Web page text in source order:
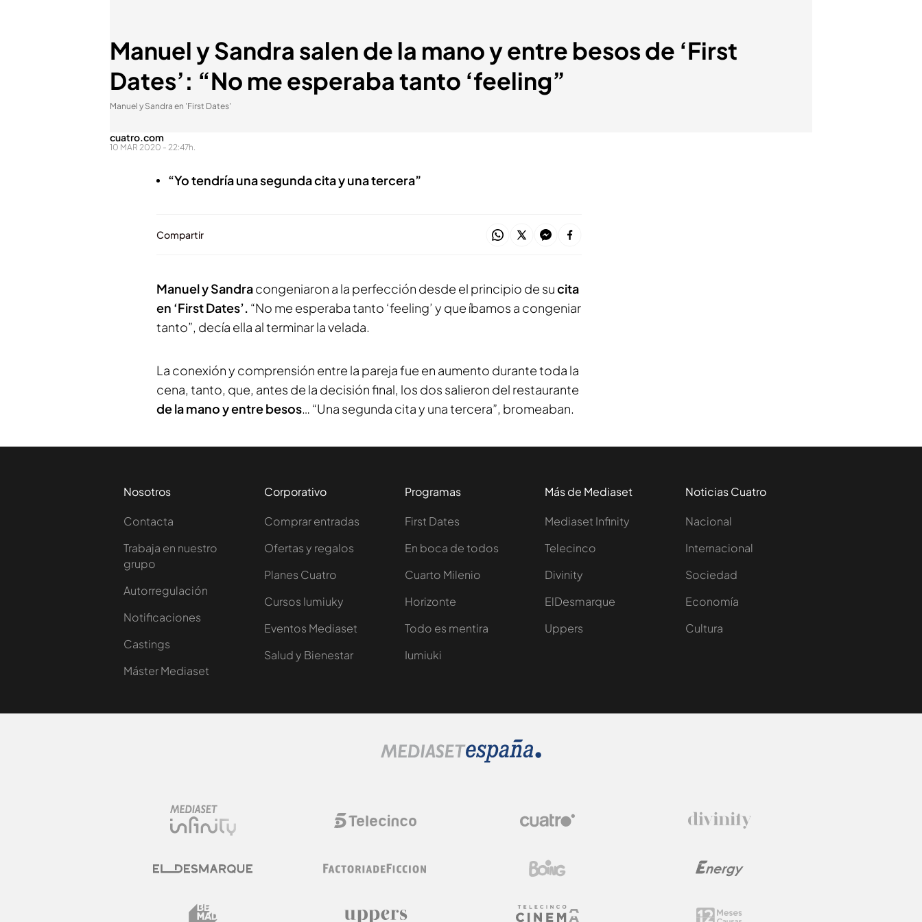
Manuel y Sandra salen de la mano y entre besos de ‘First
Dates’: “No me esperaba tanto ‘feeling”
Manuel y Sandra en 'First Dates'
cuatro.com
10 MAR 2020 - 22:47h.
“Yo tendría una segunda cita y una tercera”
Compartir
Manuel y Sandracongeniaron a la perfección desde el principio de sucita
en ‘First Dates’. “No me esperaba tanto ‘feeling’ y que íbamos a congeniar
tanto”, decía ella al terminar la velada.
La conexión y comprensión entre la pareja fue en aumento durante toda la
cena, tanto, que, antes de la decisión final, los dos salieron del restaurante
de la mano y entre besos… “Una segunda cita y una tercera”, bromeaban.
Nosotros
Contacta
Trabaja en nuestro
grupo
Autorregulación
Notificaciones
Castings
Máster Mediaset
Corporativo
Comprar entradas
Ofertas y regalos
Planes Cuatro
Cursos Iumiuky
Eventos Mediaset
Salud y Bienestar
Programas
First Dates
En boca de todos
Cuarto Milenio
Horizonte
Todo es mentira
Iumiuki
Más de Mediaset
Mediaset Infinity
Telecinco
Divinity
ElDesmarque
Uppers
Noticias Cuatro
Nacional
Internacional
Sociedad
Economía
Cultura